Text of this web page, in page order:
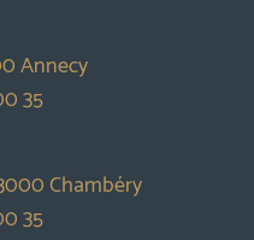
Annecy
35
Chambéry
35